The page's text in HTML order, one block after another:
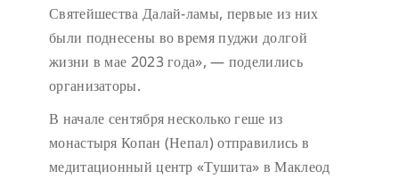
Святейшества Далай-ламы, первые из них
были поднесены во время пуджи долгой
жизни в мае 2023 года», — поделились
организаторы.
В начале сентября несколько геше из
монастыря Копан (Непал) отправились в
медитационный центр «Тушита» в Маклеод